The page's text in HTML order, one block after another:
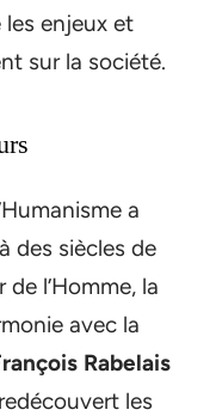
enjeux et
sur la société.
a
des siècles de
l’Homme, la
avec la
Rabelais
les